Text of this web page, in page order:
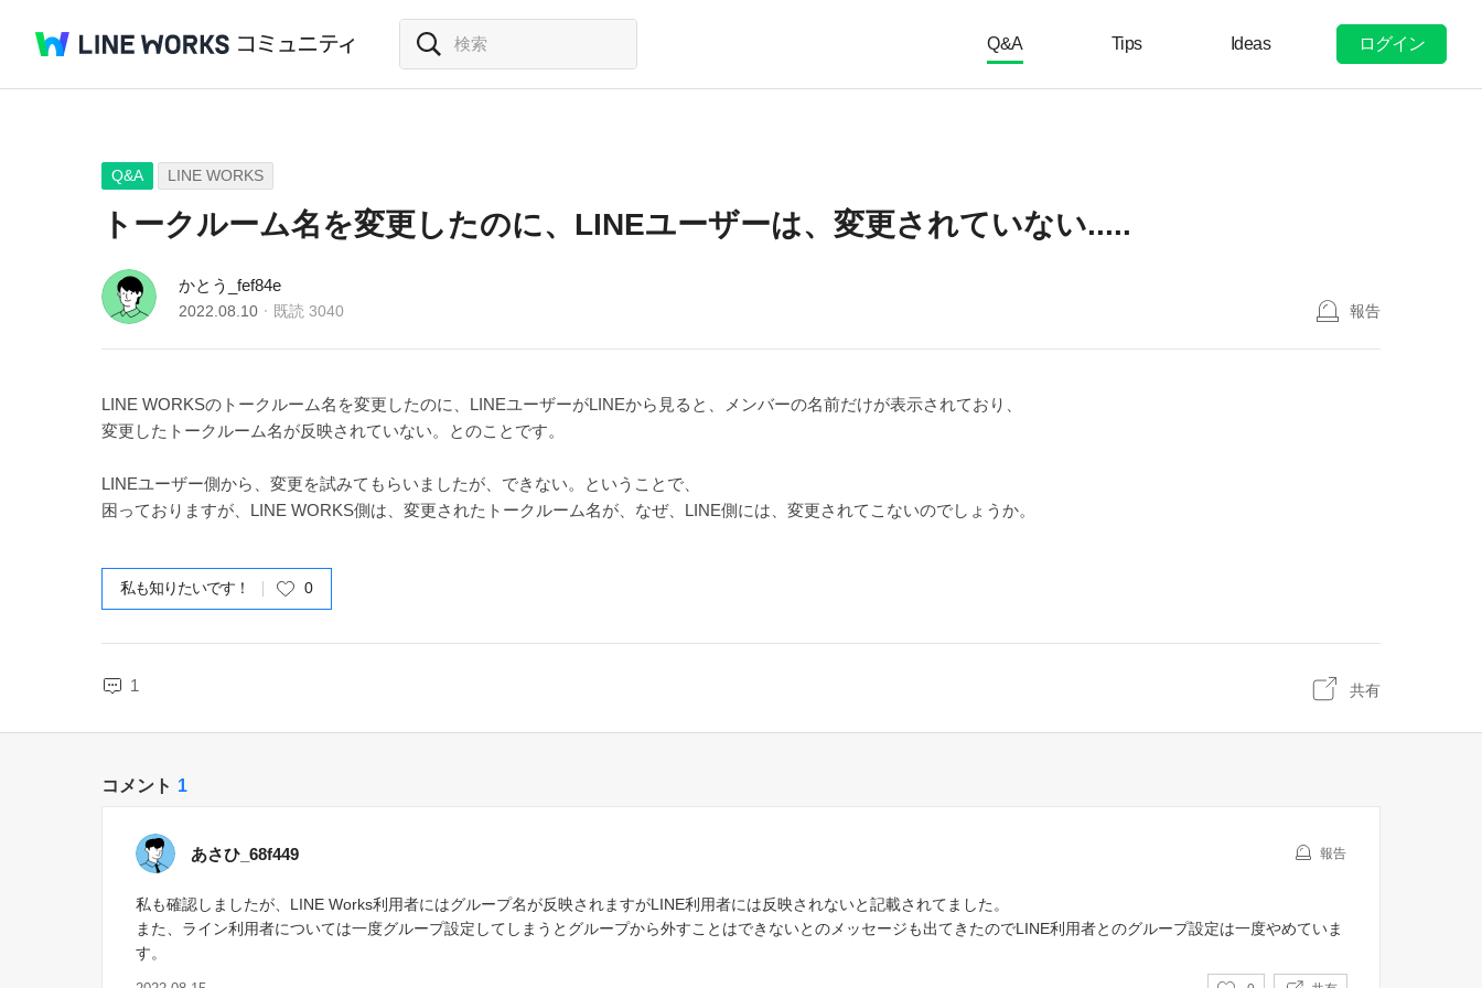
Q&A Tips Ideas ログイン
Q&A LINE WORKS
トークルーム名を変更したのに、LINEユーザーは、変更されていない.....
かとう_fef84e
2022.08.10 既読 3040 報告
LINE WORKSのトークルーム名を変更したのに、LINEユーザーがLINEから見ると、メンバーの名前だけが表示されており、
変更したトークルーム名が反映されていない。とのことです。
LINEユーザー側から、変更を試みてもらいましたが、できない。ということで、
困っておりますが、LINE WORKS側は、変更されたトークルーム名が、なぜ、LINE側には、変更されてこないのでしょうか。
私も知りたいです！ 0
1 共有
コメント 1
あさひ_68f449 報告
私も確認しましたが、LINE Works利用者にはグループ名が反映されますがLINE利用者には反映されないと記載されてました。
また、ライン利用者については一度グループ設定してしまうとグループから外すことはできないとのメッセージも出てきたのでLINE利用者とのグループ設定は一度やめていま
す。